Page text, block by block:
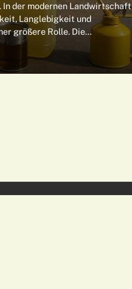
der modernen Landwirtschaft
Langlebigkeit und
größere Rolle. Die…